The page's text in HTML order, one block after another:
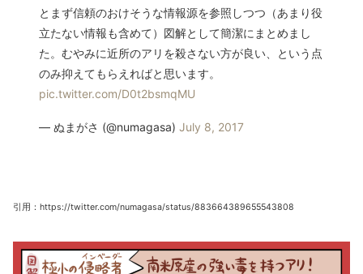
とまず信頼のおけそうな情報源を参照しつつ（あまり役
立たない情報も含めて）図解として簡潔にまとめまし
た。むやみに近所のアリを殺さない方が良い、という点
のみ抑えてもらえればと思います。
pic.twitter.com/D0t2bsmqMU
— ぬまがさ (@numagasa) July 8, 2017
引用：https://twitter.com/numagasa/status/883664389655543808